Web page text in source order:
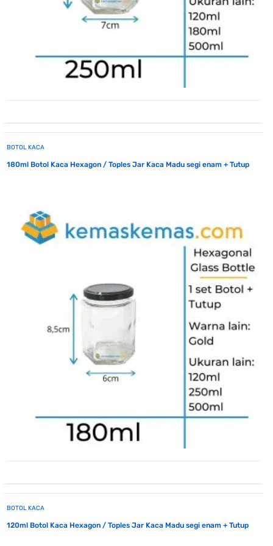
BOTOL KACA
180ml Botol Kaca Hexagon / Toples Jar Kaca Madu segi enam + Tutup
BOTOL KACA
120ml Botol Kaca Hexagon / Toples Jar Kaca Madu segi enam + Tutup